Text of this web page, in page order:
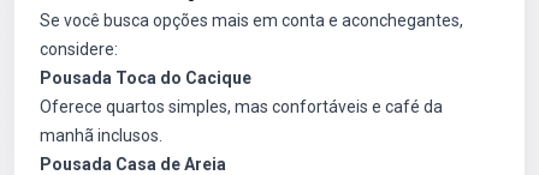
Se você busca opções mais em conta e aconchegantes,
considere:
Pousada Toca do Cacique
Oferece quartos simples, mas confortáveis e café da
manhã inclusos.
Pousada Casa de Areia